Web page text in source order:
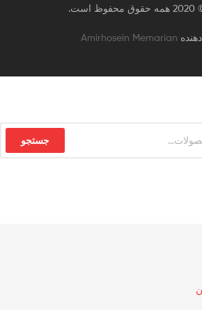
Amirhosein Memarian
جستجو